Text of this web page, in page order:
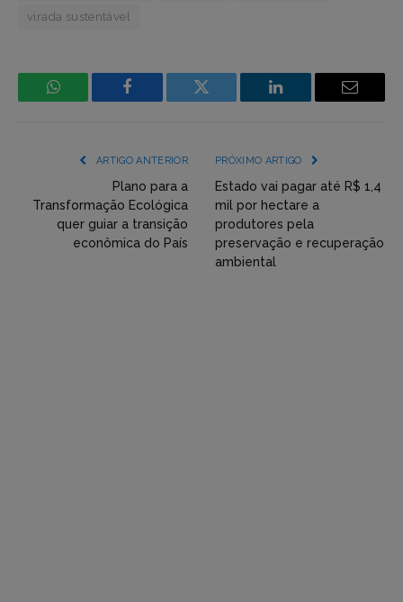
virada sustentável
WhatsApp Facebook
Incorpore
(YouTube,
Twitter,
Flickr
etc)
LinkedIn Email
ARTIGO ANTERIOR
Plano para a
Transformação Ecológica
quer guiar a transição
econômica do País
PRÓXIMO ARTIGO
Estado vai pagar até R$ 1,4
mil por hectare a
produtores pela
preservação e recuperação
ambiental